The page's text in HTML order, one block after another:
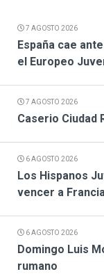
7 AGOSTO 2026
España cae
el Europeo
7 AGOSTO 2026
Caserio Ciudad
6 AGOSTO 2026
Los Hispanos
vencer a
6 AGOSTO 2026
Domingo Luis
rumano